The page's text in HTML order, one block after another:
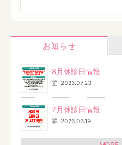
お知らせ
8月休診日情報
2026.07.23
7月休診日情報
2026.06.19